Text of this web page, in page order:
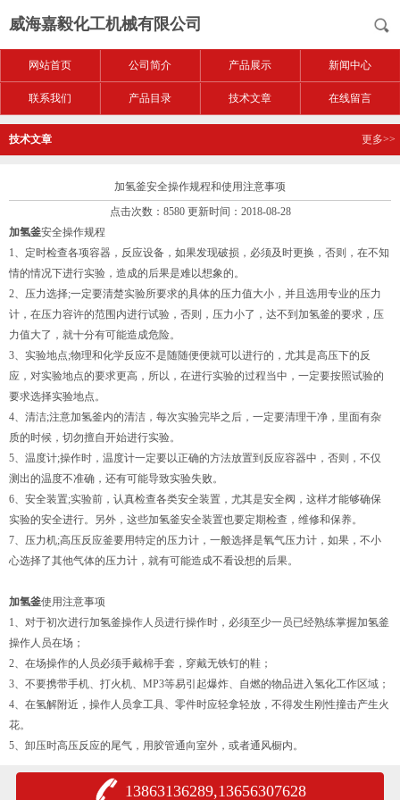
威海嘉毅化工机械有限公司
网站首页 公司简介 产品展示 新闻中心
联系我们 产品目录 技术文章 在线留言
技术文章 更多>>
加氢釜安全操作规程和使用注意事项
点击次数：8580 更新时间：2018-08-28
加氢釜安全操作规程
1、定时检查各项容器，反应设备，如果发现破损，必须及时更换，否则，在不知
情的情况下进行实验，造成的后果是难以想象的。
2、压力选择;一定要清楚实验所要求的具体的压力值大小，并且选用专业的压力
计，在压力容许的范围内进行试验，否则，压力小了，达不到加氢釜的要求，压
力值大了，就十分有可能造成危险。
3、实验地点;物理和化学反应不是随随便便就可以进行的，尤其是高压下的反
应，对实验地点的要求更高，所以，在进行实验的过程当中，一定要按照试验的
要求选择实验地点。
4、清洁;注意加氢釜内的清洁，每次实验完毕之后，一定要清理干净，里面有杂
质的时候，切勿擅自开始进行实验。
5、温度计;操作时，温度计一定要以正确的方法放置到反应容器中，否则，不仅
测出的温度不准确，还有可能导致实验失败。
6、安全装置;实验前，认真检查各类安全装置，尤其是安全阀，这样才能够确保
实验的安全进行。另外，这些加氢釜安全装置也要定期检查，维修和保养。
7、压力机;高压反应釜要用特定的压力计，一般选择是氧气压力计，如果，不小
心选择了其他气体的压力计，就有可能造成不看设想的后果。
加氢釜使用注意事项
1、对于初次进行加氢釜操作人员进行操作时，必须至少一员已经熟练掌握加氢釜
操作人员在场；
2、在场操作的人员必须手戴棉手套，穿戴无铁钉的鞋；
3、不要携带手机、打火机、MP3等易引起爆炸、自燃的物品进入氢化工作区域；
4、在氢解附近，操作人员拿工具、零件时应轻拿轻放，不得发生刚性撞击产生火
花。
5、卸压时高压反应的尾气，用胶管通向室外，或者通风橱内。
13863136289,13656307628